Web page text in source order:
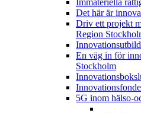
Det här är
Driv ett projekt
Region
En väg in för
Stockholm
5G inom hälso-